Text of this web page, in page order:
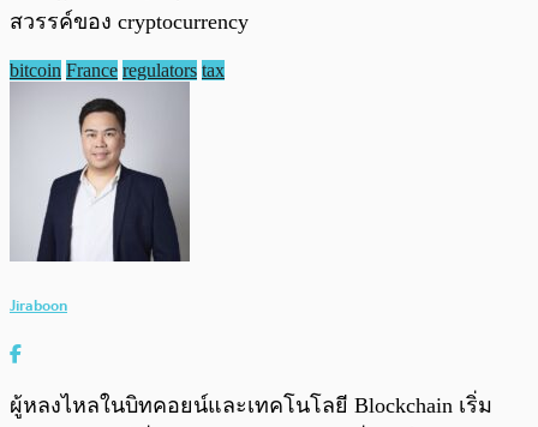
สวรรค์ของ cryptocurrency
bitcoin France regulators tax
Jiraboon
ผู้หลงไหลในบิทคอยน์และเทคโนโลยี Blockchain เริ่ม